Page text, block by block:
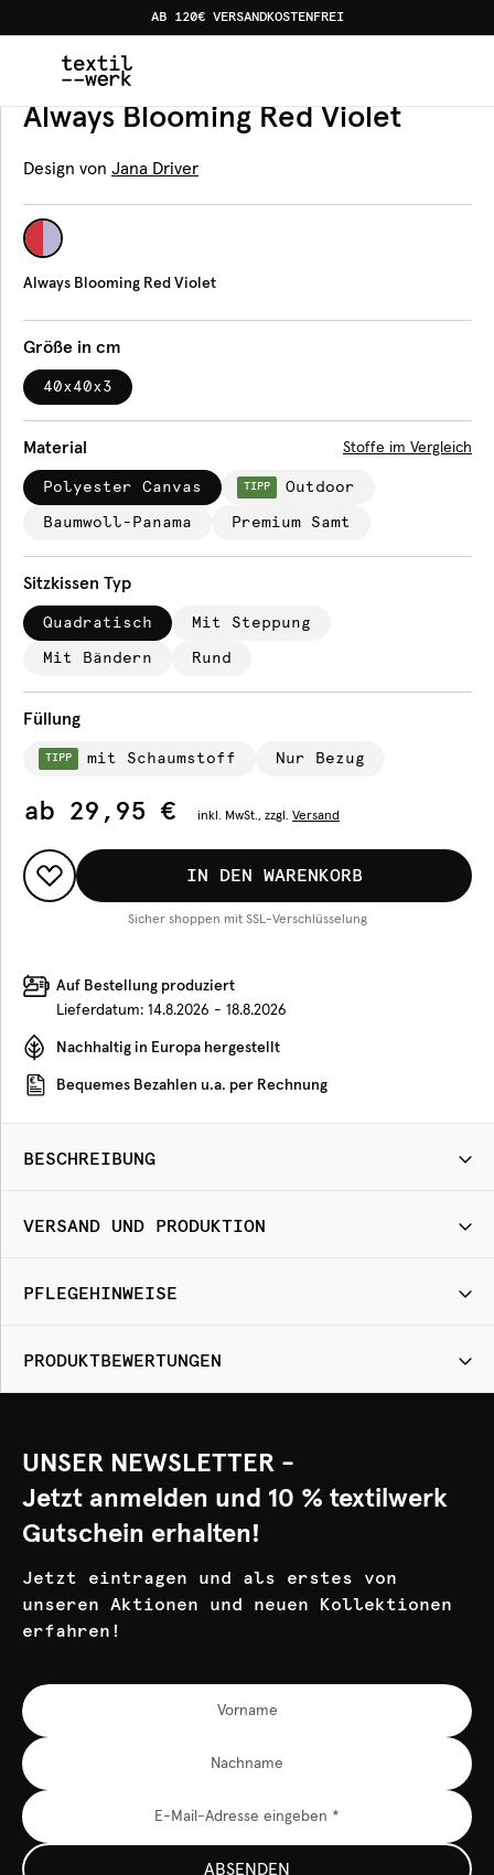
AB 120€ VERSANDKOSTENFREI
Produkte Sitzkissen Always Blooming Red
Sitzkissen
Always Blooming Red Violet
Design von Jana Driver
Always Blooming Red Violet
Größe in cm
40x40x3
Material Stoffe im Vergleich
Polyester Canvas TIPP Outdoor
Baumwoll-Panama Premium Samt
Sitzkissen Typ
Quadratisch Mit Steppung
Mit Bändern Rund
Füllung
TIPP mit Schaumstoff Nur Bezug
ab 29,95 € inkl. MwSt., zzgl. Versand
IN DEN WARENKORB
Sicher shoppen mit SSL-Verschlüsselung
Auf Bestellung produziert
Lieferdatum: 14.8.2026 - 18.8.2026
Nachhaltig in Europa hergestellt
Bequemes Bezahlen u.a. per Rechnung
BESCHREIBUNG
VERSAND UND PRODUKTION
PFLEGEHINWEISE
PRODUKTBEWERTUNGEN
UNSER NEWSLETTER -
Jetzt anmelden und 10 % textilwerk
Gutschein erhalten!
Jetzt eintragen und als erstes von
unseren Aktionen und neuen Kollektionen
erfahren!
ABSENDEN